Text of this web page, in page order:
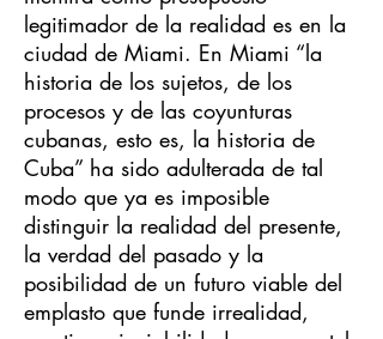
legitimador de la realidad es en la
ciudad de Miami. En Miami “la
historia de los sujetos, de los
procesos y de las coyunturas
cubanas, esto es, la historia de
Cuba” ha sido adulterada de tal
modo que ya es imposible
distinguir la realidad del presente,
la verdad del pasado y la
posibilidad de un futuro viable del
emplasto que funde irrealidad,